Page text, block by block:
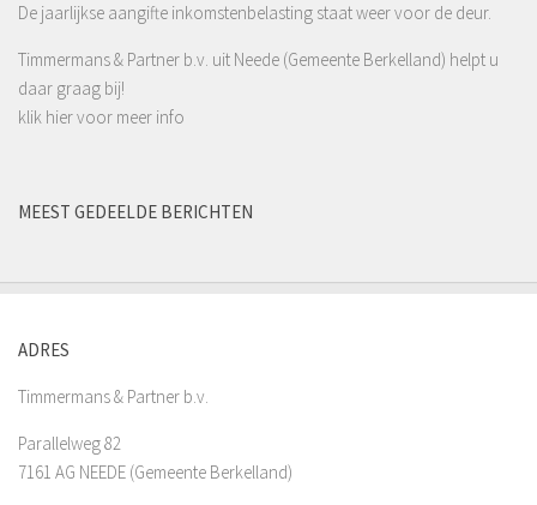
De jaarlijkse aangifte inkomstenbelasting staat weer voor de deur.
Timmermans & Partner b.v. uit Neede (Gemeente Berkelland) helpt u
daar graag bij!
klik hier voor meer info
MEEST GEDEELDE BERICHTEN
ADRES
Timmermans & Partner b.v.
Parallelweg 82
7161 AG NEEDE (Gemeente Berkelland)